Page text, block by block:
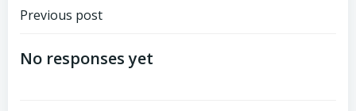
Post
navigation
Previous post
No responses yet